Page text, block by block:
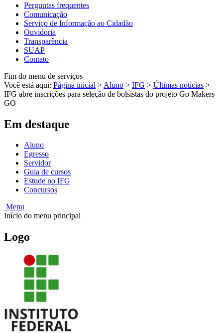
Perguntas frequentes
Comunicação
Serviço de Informação ao Cidadão
Ouvidoria
Transparência
SUAP
Contato
Fim do menu de serviços
Você está aqui: Página inicial > Aluno > IFG > Últimas notícias >
IFG abre inscrições para seleção de bolsistas do projeto Go Makers
GO
Em destaque
Aluno
Egresso
Servidor
Guia de cursos
Estude no IFG
Concursos
Menu
Início do menu principal
Logo